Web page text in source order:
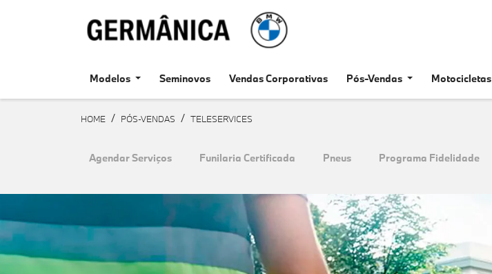
Modelos Seminovos Vendas Corporativas Pós-Vendas Motocicletas
HOME PÓS-VENDAS TELESERVICES
Agendar Serviços Funilaria Certificada Pneus Programa Fidelidade